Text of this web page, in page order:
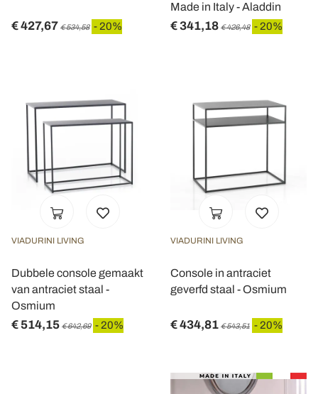
€ 427,67 € 534,58 - 20%
Made in Italy - Aladdin
€ 341,18 € 426,48 - 20%
VIADURINI LIVING
Dubbele console gemaakt
van antraciet staal -
Osmium
€ 514,15 € 642,69 - 20%
VIADURINI LIVING
Console in antraciet
geverfd staal - Osmium
€ 434,81 € 543,51 - 20%